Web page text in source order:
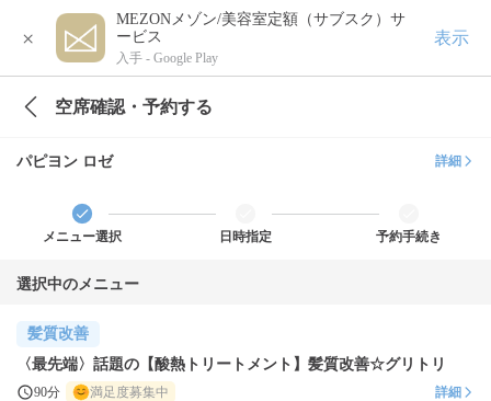
×
MEZONメゾン/美容室定額（サブスク）サ
ービス
入手 - Google Play
表示
空席確認・予約する
パピヨン ロゼ 詳細
メニュー選択 日時指定 予約手続き
選択中のメニュー
髪質改善
〈最先端〉話題の【酸熱トリートメント】髪質改善☆グリトリ
90分 満足度募集中 詳細